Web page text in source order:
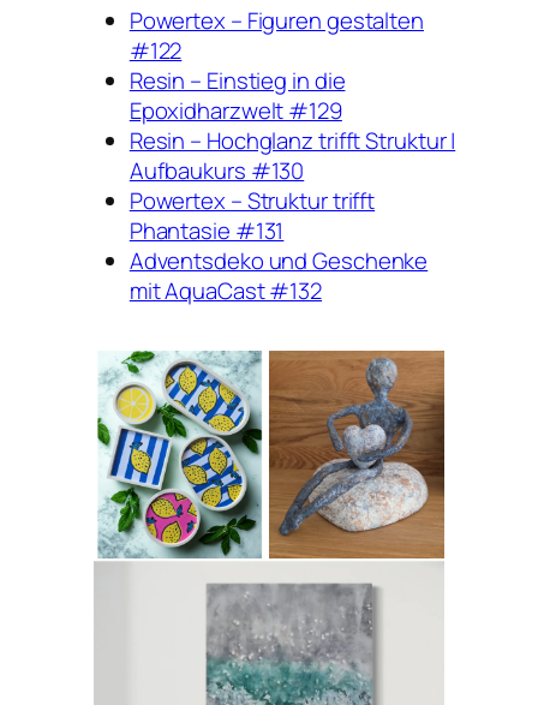
Powertex – Figuren gestalten
#122
Resin – Einstieg in die
Epoxidharzwelt #129
Resin – Hochglanz trifft Struktur |
Aufbaukurs #130
Powertex – Struktur trifft
Phantasie #131
Adventsdeko und Geschenke
mit AquaCast #132